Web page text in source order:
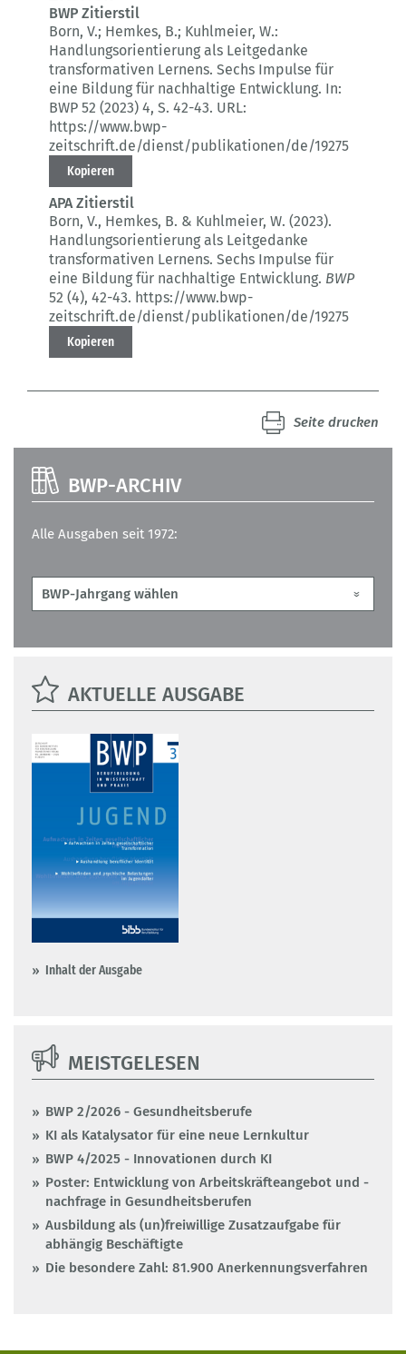
BWP Zitierstil
Born, V.; Hemkes, B.; Kuhlmeier, W.:
Handlungsorientierung als Leitgedanke
transformativen Lernens. Sechs Impulse für
eine Bildung für nachhaltige Entwicklung. In:
BWP 52 (2023) 4, S. 42-43. URL:
https://www.bwp-
zeitschrift.de/dienst/publikationen/de/19275
Kopieren
APA Zitierstil
Born, V., Hemkes, B. & Kuhlmeier, W. (2023).
Handlungsorientierung als Leitgedanke
transformativen Lernens. Sechs Impulse für
eine Bildung für nachhaltige Entwicklung. BWP
52 (4), 42-43. https://www.bwp-
zeitschrift.de/dienst/publikationen/de/19275
Kopieren
Seite drucken
BWP-ARCHIV
Alle Ausgaben seit 1972:
AKTUELLE AUSGABE
Inhalt der Ausgabe
MEISTGELESEN
BWP 2/2026 - Gesundheitsberufe
KI als Katalysator für eine neue Lernkultur
BWP 4/2025 - Innovationen durch KI
Poster: Entwicklung von Arbeitskräfteangebot und -
nachfrage in Gesundheitsberufen
Ausbildung als (un)freiwillige Zusatzaufgabe für
abhängig Beschäftigte
Die besondere Zahl: 81.900 Anerkennungsverfahren